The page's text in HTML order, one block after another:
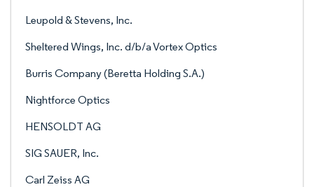
Leupold & Stevens, Inc.
Sheltered Wings, Inc. d/b/a Vortex Optics
Burris Company (Beretta Holding S.A.)
Nightforce Optics
HENSOLDT AG
SIG SAUER, Inc.
Carl Zeiss AG